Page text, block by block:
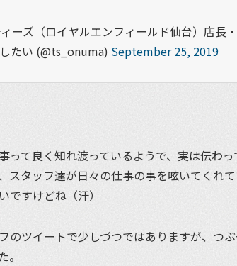
ーズ（ロイヤルエンフィールド仙台）店長
たい (@ts_onuma) September 25, 2019
って良く知れ渡っているようで、実は伝わ
スタッフ達が日々の仕事の事を呟いてくれて
ですけどね（汗）
のツイートで少しづつではありますが、つ